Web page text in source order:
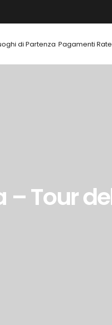
di Partenza Pagamenti
– Tour